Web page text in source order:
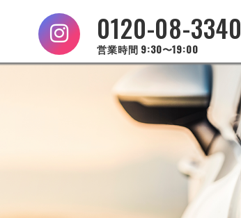
0120-08-3340
営業時間 9:30〜19:00